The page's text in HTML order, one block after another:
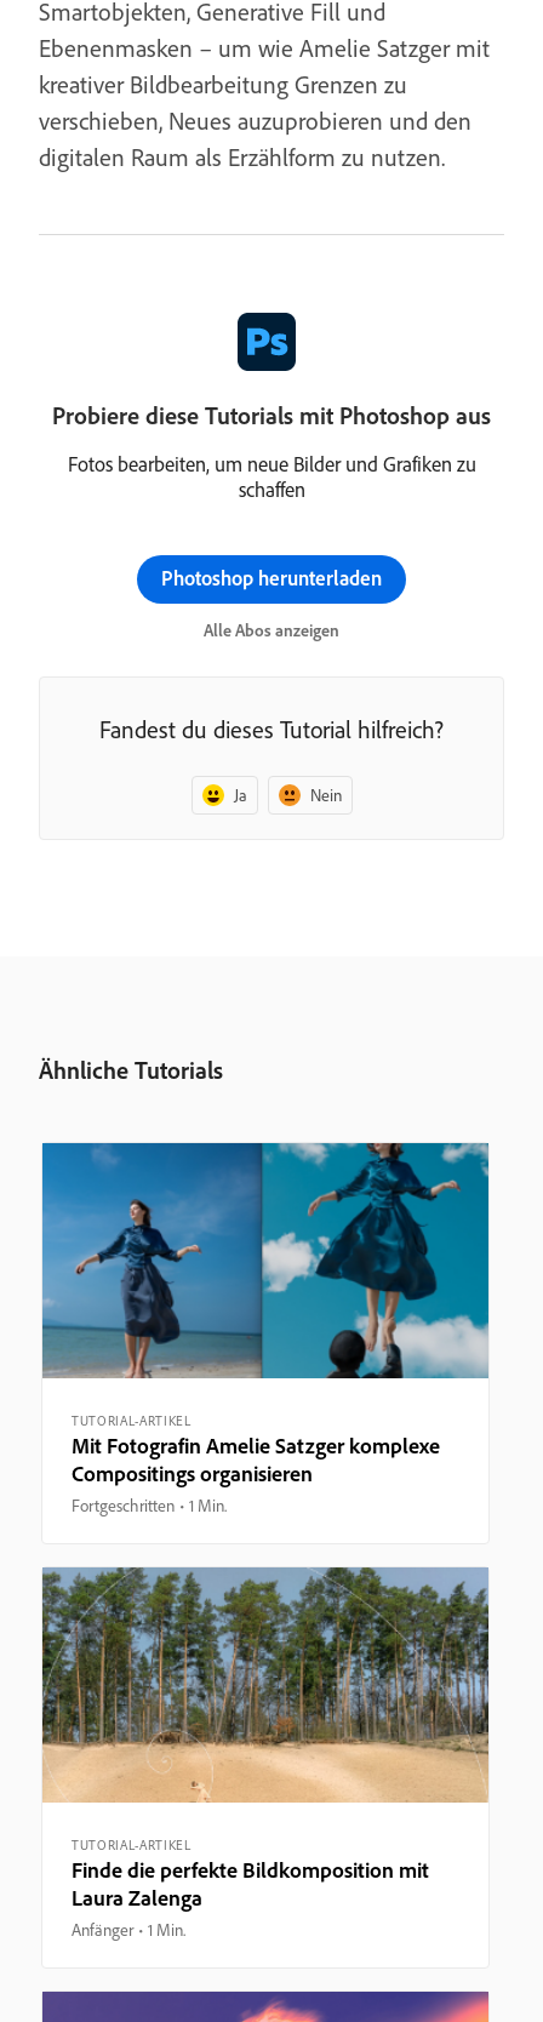
Smartobjekten, Generative Fill und
Ebenenmasken – um wie Amelie Satzger mit
kreativer Bildbearbeitung Grenzen zu
verschieben, Neues auzuprobieren und den
digitalen Raum als Erzählform zu nutzen.
Probiere diese Tutorials mit Photoshop aus
Fotos bearbeiten, um neue Bilder und Grafiken zu
schaffen
Photoshop herunterladen
Alle Abos anzeigen
Fandest du dieses Tutorial hilfreich?
Ja Nein
Ähnliche Tutorials
TUTORIAL-ARTIKEL
Mit Fotografin Amelie Satzger komplexe
Compositings organisieren
Fortgeschritten 1 Min.
TUTORIAL-ARTIKEL
Finde die perfekte Bildkomposition mit
Laura Zalenga
Anfänger 1 Min.